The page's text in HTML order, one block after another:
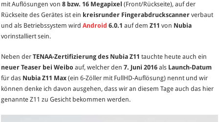
mit Auflösungen von8 bzw. 16 Megapixel (Front/Rückseite), auf der
Rückseite des Gerätes ist ein kreisrunder Fingerabdruckscanner verbaut
und als Betriebssystem wirdAndroid 6.0.1 auf demZ11 von Nubia
vorinstalliert sein.
Neben derTENAA-Zertifizierung des Nubia Z11 tauchte heute auch ein
neuer Teaser bei Weibo auf, welcher den 7. Juni 2016 als Launch-Datum
für das Nubia Z11 Max (ein 6-Zöller mit FullHD-Auflösung) nennt und wir
können denke ich davon ausgehen, dass wir an diesem Tage auch das hier
genannte Z11 zu Gesicht bekommen werden.